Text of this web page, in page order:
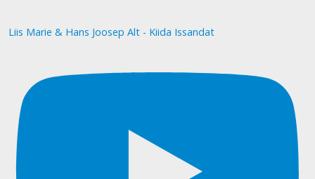
Liis Marie & Hans Joosep Alt - Kiida Issandat